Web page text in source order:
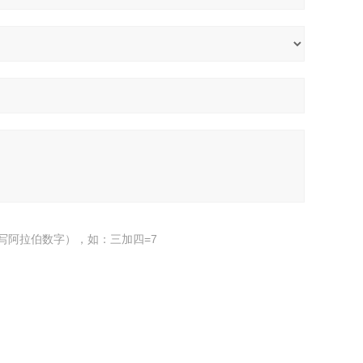
阿拉伯数字），如：三加四=7